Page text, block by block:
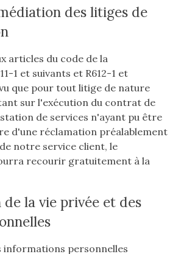
des litiges de
articles du code de la
1 et suivants et R612-1 et
que pour tout litige de nature
sur l'exécution du contrat de
de services n'ayant pu être
d'une réclamation préalablement
notre service client, le
recourir gratuitement à la
la vie privée et des
informations personnelles